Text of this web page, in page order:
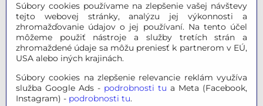
Značky
Výpredaj
Tipy na darčeky
Poradňa - Ako si vybrať
Súbory cookies používame na zlepšenie vašej návštevy
tejto webovej stránky, analýzu jej výkonnosti a
zhromažďovanie údajov o jej používaní. Na tento účel
môžeme použiť nástroje a služby tretích strán a
zhromaždené údaje sa môžu preniesť k partnerom v EÚ,
USA alebo iných krajinách.
Súbory cookies na zlepšenie relevancie reklám využíva
služba Google Ads - podrobnosti tu a Meta (Facebook,
Instagram) - podrobnosti tu.